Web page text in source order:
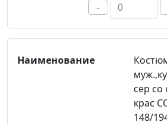
-
сер со
крас
148/